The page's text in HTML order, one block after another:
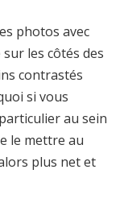
photos avec
les côtés des
contrastés
si vous
au sein
le mettre au
plus net et